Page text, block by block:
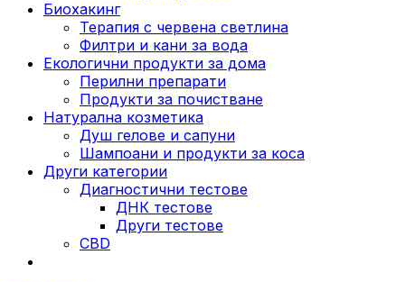
Биохакинг
Терапия с червена светлина
Филтри и кани за вода
Екологични продукти за дома
Перилни препарати
Продукти за почистване
Натурална козметика
Душ гелове и сапуни
Шампоани и продукти за коса
Други категории
Диагностични тестове
ДНК тестове
Други тестове
CBD